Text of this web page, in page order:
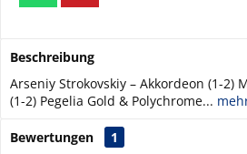
Beschreibung
Arseniy Strokovskiy – Akkordeon (1-2)
(1-2) Pegelia Gold & Polychrome...
Bewertungen
1